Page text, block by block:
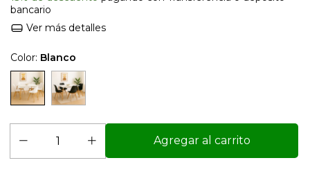
bancario
Ver más detalles
Color: Blanco